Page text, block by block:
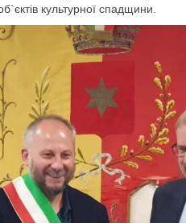
культурної спадщини.